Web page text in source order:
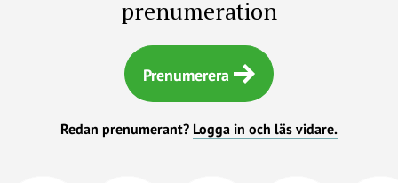
prenumeration
Prenumerera
Redan prenumerant? Logga in och läs vidare.